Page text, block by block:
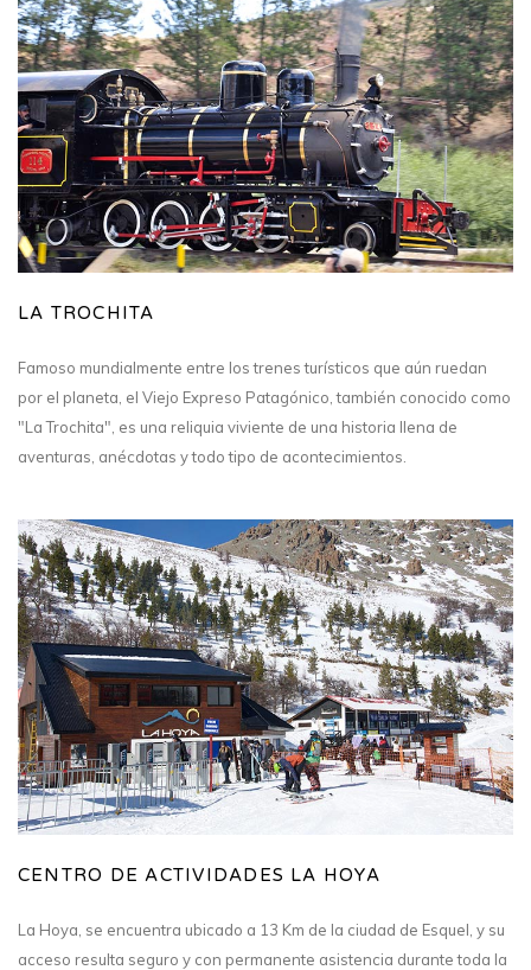
LA TROCHITA
Famoso mundialmente entre los trenes turísticos que aún ruedan
por el planeta, el Viejo Expreso Patagónico, también conocido como
"La Trochita", es una reliquia viviente de una historia llena de
aventuras, anécdotas y todo tipo de acontecimientos.
CENTRO DE ACTIVIDADES LA HOYA
La Hoya, se encuentra ubicado a 13 Km de la ciudad de Esquel, y su
acceso resulta seguro y con permanente asistencia durante toda la